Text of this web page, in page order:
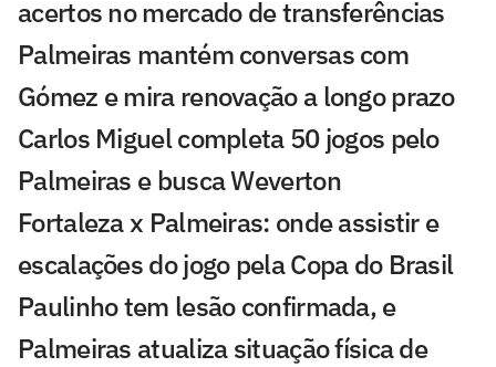
acertos no mercado de transferências
Palmeiras mantém conversas com
Gómez e mira renovação a longo prazo
Carlos Miguel completa 50 jogos pelo
Palmeiras e busca Weverton
Fortaleza x Palmeiras: onde assistir e
escalações do jogo pela Copa do Brasil
Paulinho tem lesão confirmada, e
Palmeiras atualiza situação física de